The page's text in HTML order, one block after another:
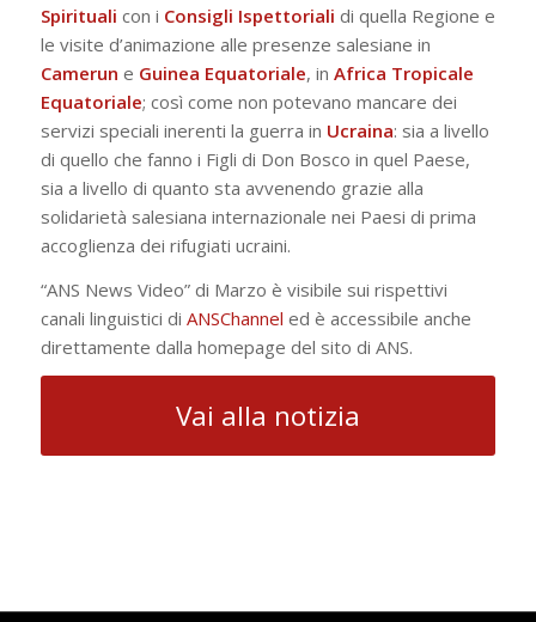
Spirituali con i Consigli Ispettoriali di quella Regione e
le visite d’animazione alle presenze salesiane in
Camerun e Guinea Equatoriale, in Africa Tropicale
Equatoriale; così come non potevano mancare dei
servizi speciali inerenti la guerra in Ucraina: sia a livello
di quello che fanno i Figli di Don Bosco in quel Paese,
sia a livello di quanto sta avvenendo grazie alla
solidarietà salesiana internazionale nei Paesi di prima
accoglienza dei rifugiati ucraini.
“ANS News Video” di Marzo è visibile sui rispettivi
canali linguistici di ANSChannel ed è accessibile anche
direttamente dalla homepage del sito di ANS.
Vai alla notizia